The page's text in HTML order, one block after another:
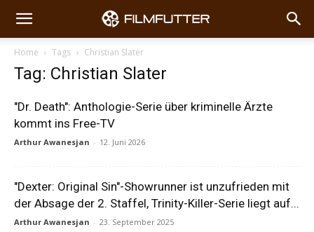
Home Tags Christian Slater
Tag: Christian Slater
"Dr. Death": Anthologie-Serie über kriminelle Ärzte
kommt ins Free-TV
Arthur Awanesjan - 12. Juni 2026
"Dexter: Original Sin"-Showrunner ist unzufrieden mit
der Absage der 2. Staffel, Trinity-Killer-Serie liegt auf...
Arthur Awanesjan - 23. September 2025